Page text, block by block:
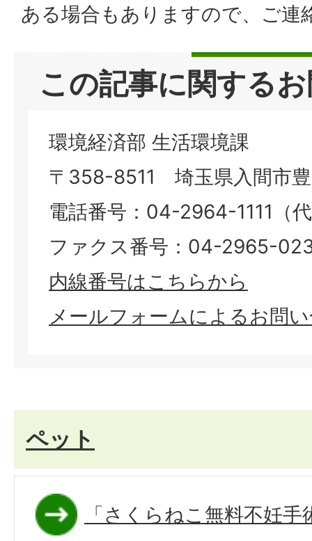
ある場合もありますので、ご連
この記事に関する
環境経済部 生活環境課
〒358-8511 埼玉県入間市
電話番号：04-2964-1111（
ファクス番号：04-2965-
内線番号はこちらから
メールフォームによるお問
ペット
「さくらねこ無料不妊